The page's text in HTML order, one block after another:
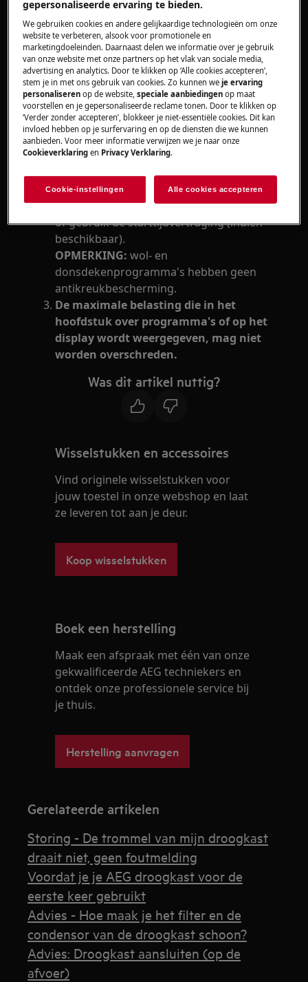
Warmtepomp droogkast
Oplossing
Kies een geschikt droogprogramma.
Gebruik een tijdprogramma en laat niet te
lang drogen.
Raadpleeg uw gebruikershandleiding voor
informatie over de droogtijd die nodig is
voor verschillende soorten wasgoed.
Verwijder het wasgoed onmiddellijk na
het einde van het programma.
Verleng zo nodig de kreukbeveiligingsfase
of gebruik de starttijdvertraging (indien
beschikbaar).
OPMERKING: wol- en
donsdekenprogramma's hebben geen
antikreukbescherming.
De maximale belasting die in het
hoofdstuk over programma's of op het
display wordt weergegeven, mag niet
worden overschreden.
Was dit artikel nuttig?
Wisselstukken en accessoires
Vind originele wisselstukken voor
jouw toestel in onze webshop en laat
ze leveren tot aan je deur.
Koop wisselstukken
Boek een herstelling
Maak een afspraak met één van onze
gekwalificeerde AEG techniekers en
ontdek onze professionele service bij
je thuis.
Herstelling aanvragen
Gerelateerde artikelen
Storing - De trommel van mijn droogkast
draait niet, geen foutmelding
Voordat je je AEG droogkast voor de
eerste keer gebruikt
Advies - Hoe maak je het filter en de
condensor van de droogkast schoon?
Advies: Droogkast aansluiten (op de
afvoer)
gepersonaliseerde ervaring te bieden.
We gebruiken cookies en andere gelijkaardige technologieën om onze
website te verbeteren, alsook voor promotionele en
marketingdoeleinden. Daarnaast delen we informatie over je gebruik
van onze website met onze partners op het vlak van sociale media,
advertising en analytics. Door te klikken op ‘Alle cookies accepteren’,
stem je in met ons gebruik van cookies. Zo kunnen weje ervaring
personaliseren op de website,speciale aanbiedingen op maat
voorstellen en je gepersonaliseerde reclame tonen. Door te klikken op
‘Verder zonder accepteren’, blokkeer je niet-essentiële cookies. Dit kan
invloed hebben op je surfervaring en op de diensten die we kunnen
aanbieden. Voor meer informatie verwijzen we je naar onze
Cookieverklaring en Privacy Verklaring.
Cookie-instellingen Alle cookies accepteren